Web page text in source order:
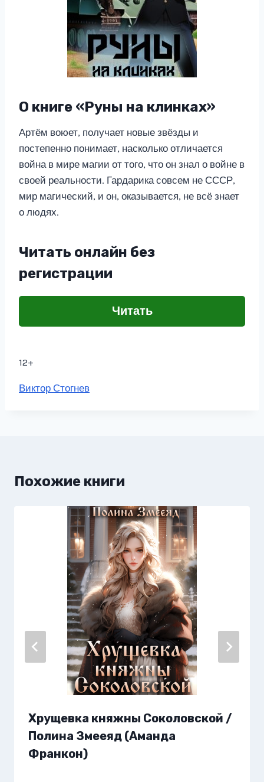
О книге «Руны на клинках»
Артём воюет, получает новые звёзды и
постепенно понимает, насколько отличается
война в мире магии от того, что он знал о войне в
своей реальности. Гардарика совсем не СССР,
мир магический, и он, оказывается, не всё знает
о людях.
Читать онлайн без
регистрации
Читать
12+
Метки
Виктор Стогнев
Похожие книги
Хрущевка княжны Соколовской /
Полина Змееяд (Аманда
Франкон)